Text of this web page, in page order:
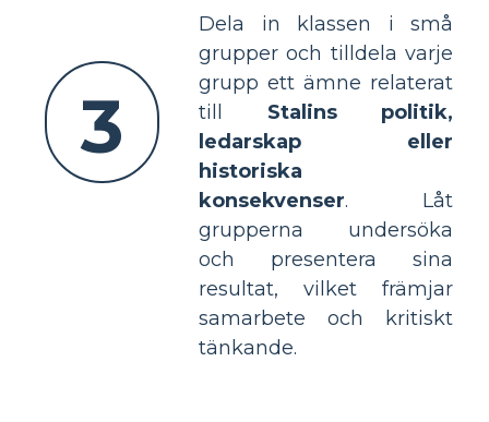
3
Dela in klassen i små
grupper och tilldela varje
grupp ett ämne relaterat
till Stalins politik,
ledarskap eller
historiska
konsekvenser. Låt
grupperna undersöka
och presentera sina
resultat, vilket främjar
samarbete och kritiskt
tänkande.